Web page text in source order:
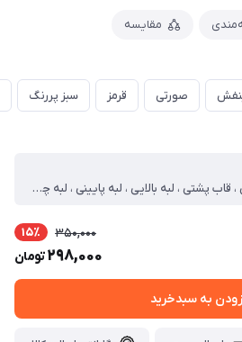
مقایسه
صورتی قرمز سبز پررنگ
ساختار ، چرمی ، سطح پوشش ، قاب پشتی ، لبه بالایی ، لبه پایینی ، لبه چپ ، لبه راست ، حفاظت از دکمه‌ها ، قابلیت‌های کیف و کاور ، مقاوم در برابر ضربه ، لبه های برجسته برای محافظت صفحه نمایش ، لبه های برجسته برای محافظت دوربین
350,000 15٪
298,000تومان
به سبدخرید